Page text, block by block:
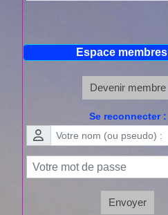
Espace membres
Devenir membre
Se reconnecter :
Envoyer